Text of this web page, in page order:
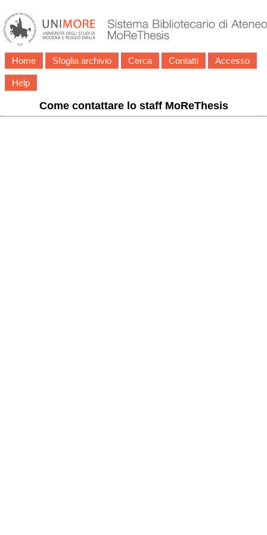
Home Sfoglia archivio Cerca Contatti Accesso
Help
Come contattare lo staff MoReThesis